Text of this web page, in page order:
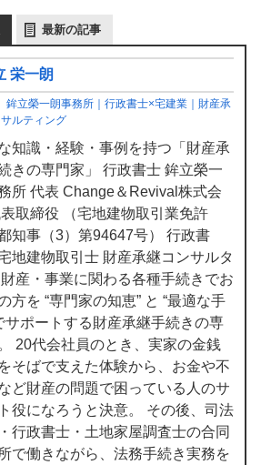
最新の記事
栄一朗
鉾立榮一朗事務所｜行政書士×宅建業｜財産承
ルティング
知識・経験・事例を持つ「財産承
きの専門家」 行政書士 鉾立榮一
所 代表 Change＆Revival株式会
取締役 （宅地建物取引業免許
知事（3）第94647号） 行政書
地建物取引士 財産承継コンサルタ
産・事業に関わる各種手続きでお
方を “専門家の知恵” と “最適な手
サポートする財産承継手続きの専
20代会社員のとき、実家の金銭
そばで支えた体験から、お金や不
ど財産の問題で困っている人のサ
役になろうと決意。 その後、司法
行政書士・土地家屋調査士の合同
で働きながら、法務手続き実務を